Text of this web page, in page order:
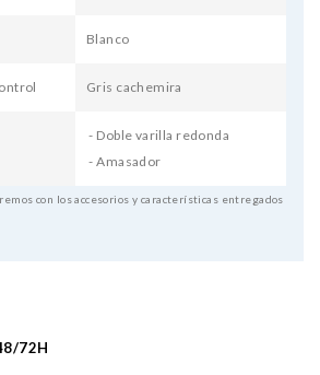
Blanco
Gris cachemira
- Doble varilla redonda
- Amasador
con los accesorios y características entregados
72H